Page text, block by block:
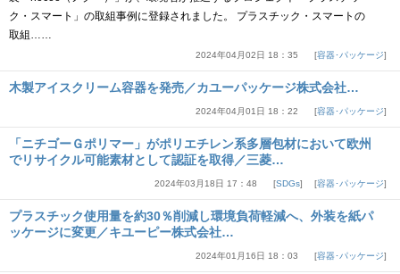
ク・スマート」の取組事例に登録されました。 プラスチック・スマートの
取組……
2024年04月02日 18：35 容器･パッケージ
木製アイスクリーム容器を発売／カユーパッケージ株式会社…
2024年04月01日 18：22 容器･パッケージ
「ニチゴーＧポリマー」がポリエチレン系多層包材において欧州
でリサイクル可能素材として認証を取得／三菱…
2024年03月18日 17：48 SDGs 容器･パッケージ
プラスチック使用量を約30％削減し環境負荷軽減へ、外装を紙パ
ッケージに変更／キユーピー株式会社…
2024年01月16日 18：03 容器･パッケージ